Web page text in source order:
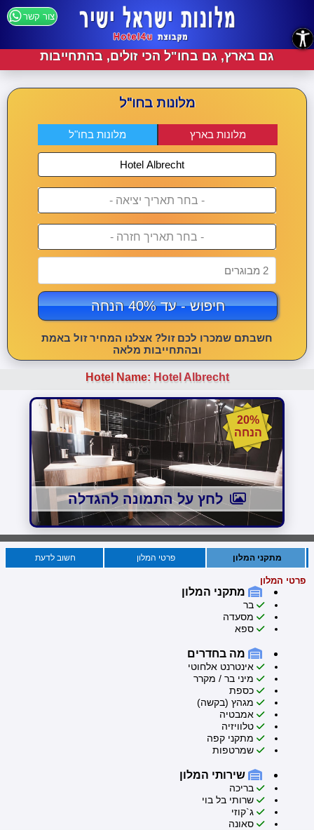
גם בארץ, גם בחו"ל הכי זולים, בהתחייבות
צור קשר
מלונות בחו"ל
מלונות בחו"ל מלונות בארץ
- בחר תאריך יציאה -
- בחר תאריך חזרה -
2 מבוגרים
חיפוש - עד 40% הנחה
חשבתם שמכרו לכם זול? אצלנו המחיר זול באמת
ובהתחייבות מלאה
Hotel Name: Hotel Albrecht
20%
הנחה
לחץ על התמונה להגדלה
חשוב לדעת פרטי המלון מתקני המלון
פרטי המלון
מתקני המלון
בר
מסעדה
ספא
מה בחדרים
אינטרנט אלחוטי
מיני בר / מקרר
כספת
מגהץ (בקשה)
אמבטיה
טלוויזיה
מתקני קפה
שמרטפות
שירותי המלון
בריכה
שרותי בל בוי
ג`קוזי
סאונה
נגישות